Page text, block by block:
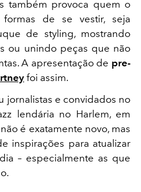
também provoca quem o
de se vestir, seja
de styling, mostrando
ou unindo peças que não
A apresentação de pre-
foi assim.
jornalistas e convidados no
lendária no Harlem, em
é exatamente novo, mas
inspirações para atualizar
– especialmente as que